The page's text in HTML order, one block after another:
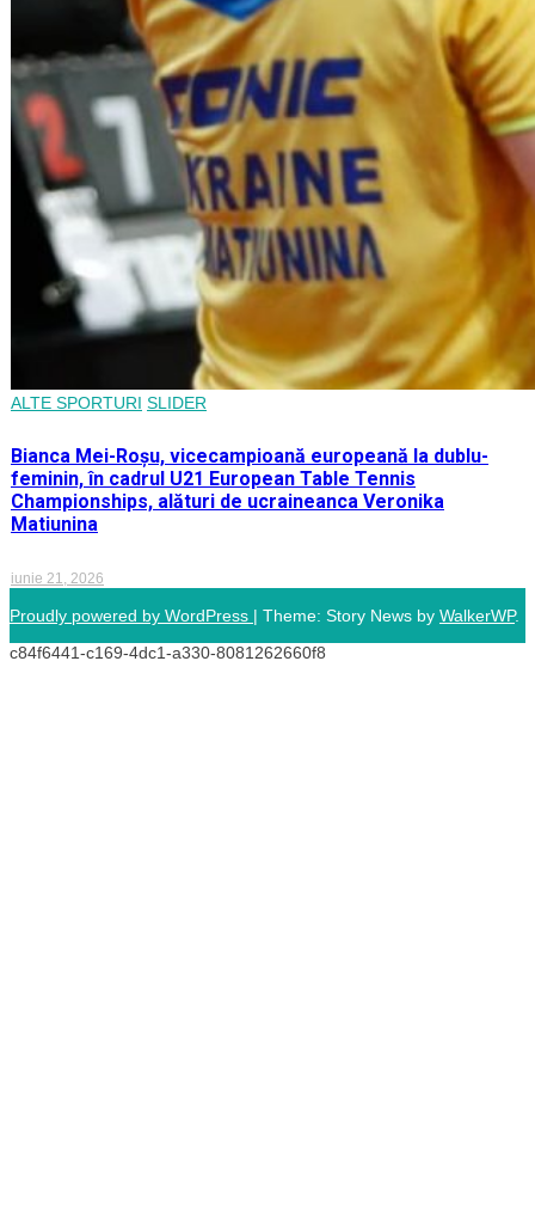
ALTE SPORTURI SLIDER
Bianca Mei-Roșu, vicecampioană europeană la dublu-
feminin, în cadrul U21 European Table Tennis
Championships, alături de ucraineanca Veronika
Matiunina
iunie 21, 2026
Proudly powered by WordPress | Theme: Story News by WalkerWP.
c84f6441-c169-4dc1-a330-8081262660f8